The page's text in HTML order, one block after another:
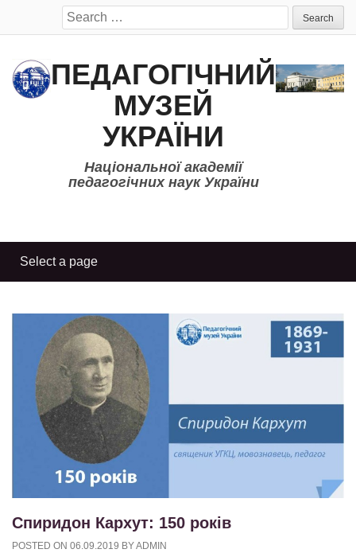
Search
for:
ПЕДАГОГІЧНИЙ
МУЗЕЙ
УКРАЇНИ
Національної академії
педагогічних наук України
Спиридон Кархут: 150 років
POSTED ON 06.09.2019 BYADMIN